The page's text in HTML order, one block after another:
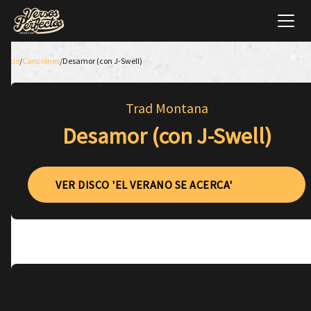
Inicio/Canciones/Desamor (con J-Swell)
Trad Montana
Desamor (con J-Swell)
VER DISCO 'EL VERANO SE ACERCA'